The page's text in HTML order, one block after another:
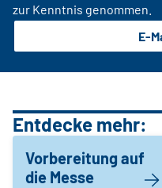
zur Kenntnis genommen.
E-
Entdecke mehr:
Vorbereitung auf
die Messe